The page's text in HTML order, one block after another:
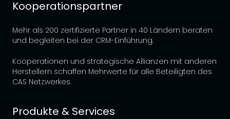
Kooperationspartner
Mehr als 200 zertifizierte Partner in 40 Ländern beraten
und begleiten bei der CRM-Einführung.
Kooperationen und strategische Allianzen mit anderen
Herstellern schaffen Mehrwerte für alle Beteiligten des
CAS Netzwerkes.
Produkte & Services